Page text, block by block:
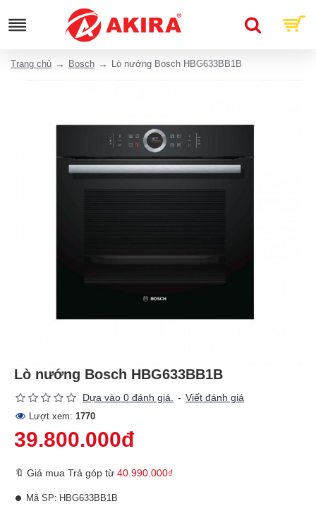
Trang chủ Bosch Lò nướng Bosch HBG633BB1B
Lò nướng Bosch HBG633BB1B
Dựa vào 0 đánh giá. - Viết đánh giá
Lượt xem: 1770
39.800.000đ
🔖 Giá mua Trả góp từ 40.990.000₫
Mã SP: HBG633BB1B